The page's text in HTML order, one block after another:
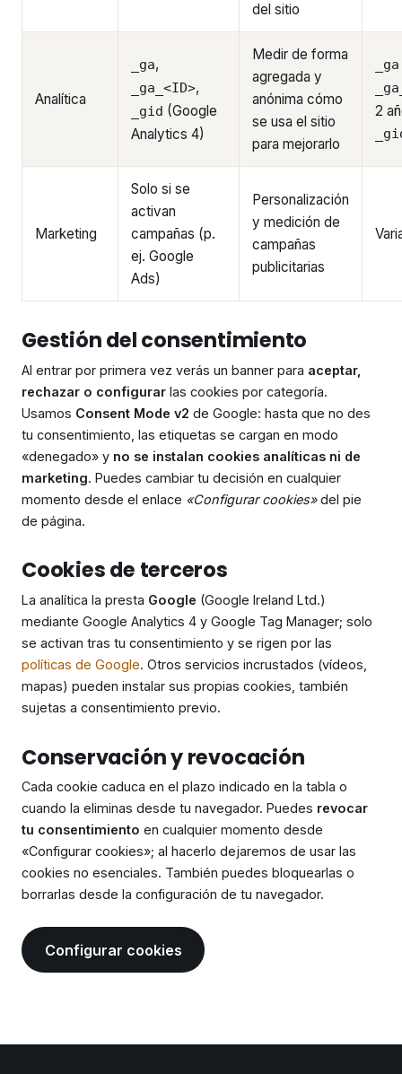
del sitio
Analítica
_ga,
_ga_<ID>,
_gid (Google
Analytics 4)
Medir de forma
agregada y
anónima cómo
se usa el sitio
para mejorarlo
_ga
2
Marketing
Solo si se
activan
campañas (p.
ej. Google
Ads)
Personalización
y medición de
campañas
publicitarias
Gestión del consentimiento
Al entrar por primera vez verás un banner para aceptar,
rechazar o configurar las cookies por categoría.
Usamos Consent Mode v2 de Google: hasta que no des
tu consentimiento, las etiquetas se cargan en modo
«denegado» y no se instalan cookies analíticas ni de
marketing. Puedes cambiar tu decisión en cualquier
momento desde el enlace «Configurar cookies»del pie
de página.
Cookies de terceros
La analítica la presta Google (Google Ireland Ltd.)
mediante Google Analytics 4 y Google Tag Manager; solo
se activan tras tu consentimiento y se rigen por las
políticas de Google. Otros servicios incrustados (vídeos,
mapas) pueden instalar sus propias cookies, también
sujetas a consentimiento previo.
Conservación y revocación
Cada cookie caduca en el plazo indicado en la tabla o
cuando la eliminas desde tu navegador. Puedes revocar
tu consentimiento en cualquier momento desde
«Configurar cookies»; al hacerlo dejaremos de usar las
cookies no esenciales. También puedes bloquearlas o
borrarlas desde la configuración de tu navegador.
Configurar cookies